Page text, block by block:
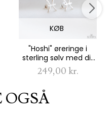
KØB
"Hoshi" øreringe i
sterling sølv med dit
stjernetegn
249,00 kr.
OGSÅ